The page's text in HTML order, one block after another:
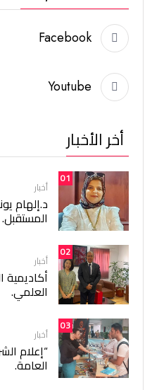
Facebook
Youtube
أخر الأخبار
01
أخبار
د.إلهام
المستقبل.
02
أخبار
أكاديمية
العلمي.
03
أخبار
“إعلام
العامة.